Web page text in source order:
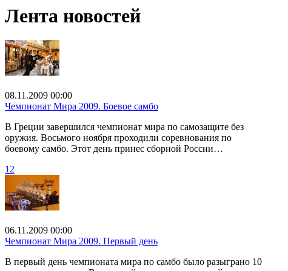
Лента новостей
08.11.2009 00:00
Чемпионат Мира 2009. Боевое самбо
В Греции завершился чемпионат мира по самозащите без
оружия. Восьмого ноября проходили соревнования по
боевому самбо. Этот день принес сборной России…
12
06.11.2009 00:00
Чемпионат Мира 2009. Первый день
В первый день чемпионата мира по самбо было разыграно 10